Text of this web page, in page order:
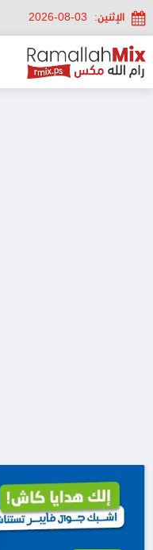
الإثنين: 2026-08-03